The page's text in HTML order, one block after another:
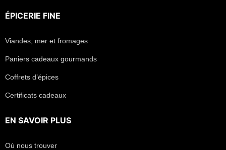
ÉPICERIE FINE
Viandes, mer et fromages
Paniers cadeaux gourmands
Coffrets d’épices
Certificats cadeaux
EN SAVOIR PLUS
Où nous trouver